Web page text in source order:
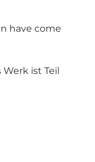
have come
ist Teil